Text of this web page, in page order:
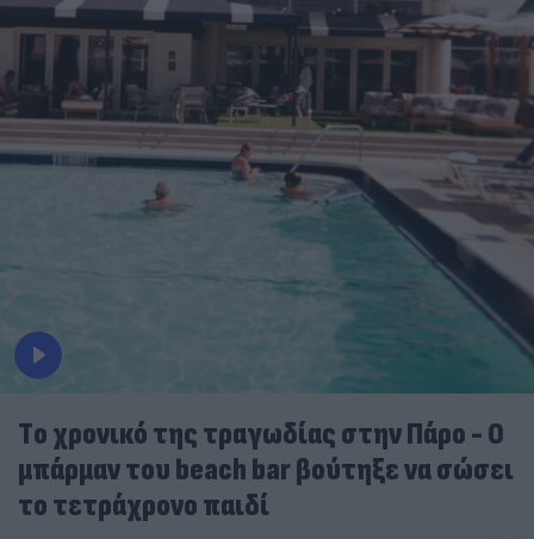
Tο χρονικό της τραγωδίας στην Πάρο - Ο
μπάρμαν του beach bar βούτηξε να σώσει
το τετράχρονο παιδί